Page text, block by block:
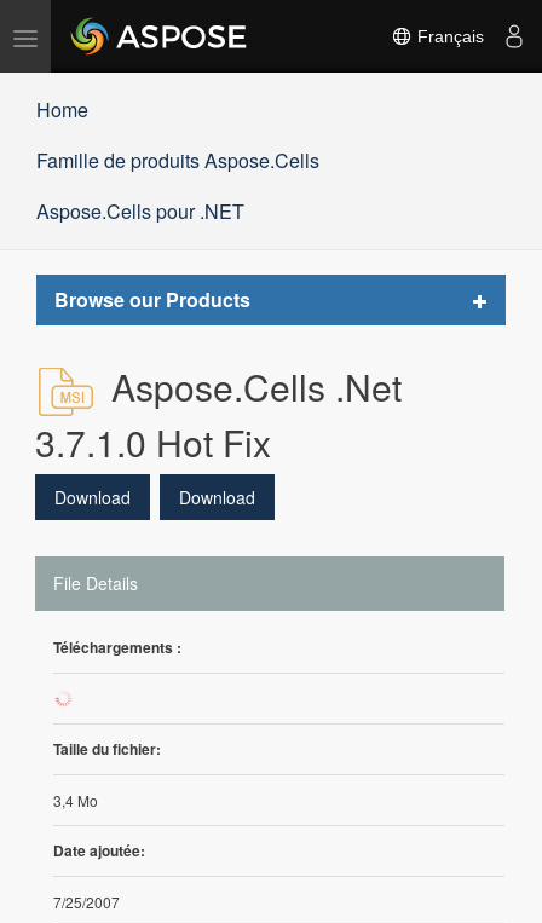
Basculer
Français
Home
Famille de produits Aspose.Cells
Aspose.Cells pour .NET
Browse our Products
Toggle
Aspose.Cells .Net
3.7.1.0 Hot Fix
Download Download
File Details
Téléchargements :
8
Taille du fichier:
3,4 Mo
Date ajoutée:
7/25/2007